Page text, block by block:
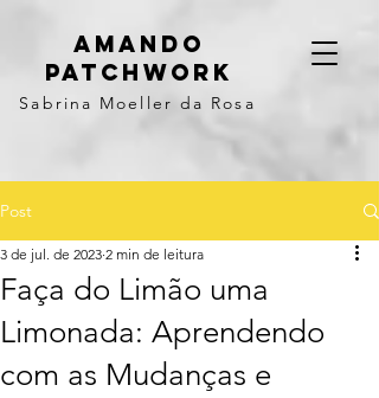
Amando
Patchwork
Sabrina Moeller da Rosa
Post
Faça do Limão uma
Limonada: Aprendendo
com as Mudanças e
3 de jul. de 2023 2 min de leitura